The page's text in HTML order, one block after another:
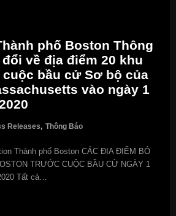
phố Boston Thông
về địa điểm 20 khu
bầu cử Sơ bộ của
vào ngày 1
Releases, Thông Báo
Thành phố Boston CÁC ĐỊA ĐIỂM BỎ
TRƯỚC CUỘC BẦU CỬ NGÀY 1
Tất cả…